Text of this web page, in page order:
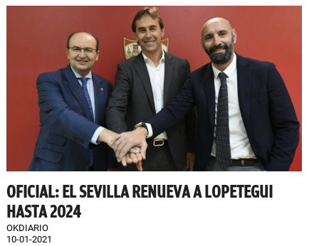
OFICIAL: EL SEVILLA RENUEVA A LOPETEGUI
HASTA 2024
OKDIARIO
10-01-2021